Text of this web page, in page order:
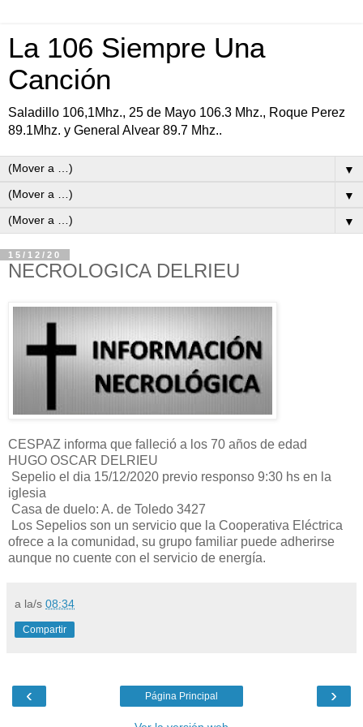
La 106 Siempre Una
Canción
Saladillo 106,1Mhz., 25 de Mayo 106.3 Mhz., Roque Perez
89.1Mhz. y General Alvear 89.7 Mhz..
▼
▼
▼
15/12/20
NECROLOGICA DELRIEU
CESPAZ informa que falleció a los 70 años de edad
HUGO OSCAR DELRIEU
Sepelio el dia 15/12/2020 previo responso 9:30 hs en la
iglesia
Casa de duelo: A. de Toledo 3427
Los Sepelios son un servicio que la Cooperativa Eléctrica
ofrece a la comunidad, su grupo familiar puede adherirse
aunque no cuente con el servicio de energía.
a la/s 08:34
Compartir
‹ ›
Página Principal